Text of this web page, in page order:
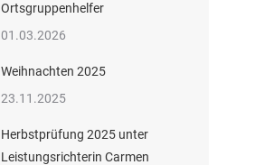
Ortsgruppenhelfer
01.03.2026
Weihnachten 2025
23.11.2025
Herbstprüfung 2025 unter
Leistungsrichterin Carmen